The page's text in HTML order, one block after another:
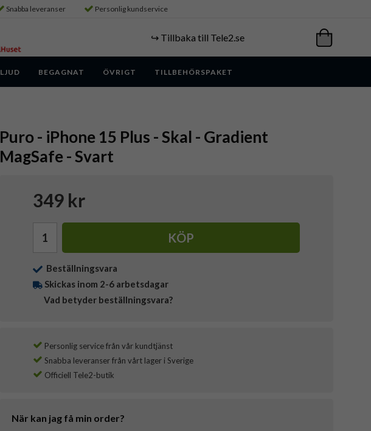
Snabba leveranser Personlig kundservice
↪️ Tillbaka till Tele2.se
LJUD BEGAGNAT ÖVRIGT TILLBEHÖRSPAKET
Puro - iPhone 15 Plus - Skal - Gradient
MagSafe - Svart
349 kr
KÖP
Beställningsvara
Skickas inom 2-6 arbetsdagar
Vad betyder beställningsvara?
Personlig service från vår kundtjänst
Snabba leveranser från vårt lager i Sverige
Officiell Tele2-butik
När kan jag få min order?